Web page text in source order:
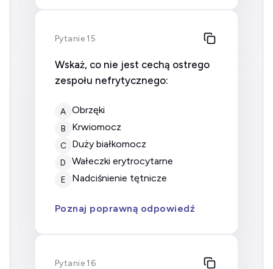
Pytanie 15
Wskaż, co nie jest cechą ostrego
zespołu nefrytycznego:
A Obrzęki
B Krwiomocz
C Duży białkomocz
D Wałeczki erytrocytarne
E Nadciśnienie tętnicze
Poznaj poprawną odpowiedź
Pytanie 16